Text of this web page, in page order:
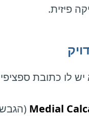
פיזית.
לו כתובת
Medial